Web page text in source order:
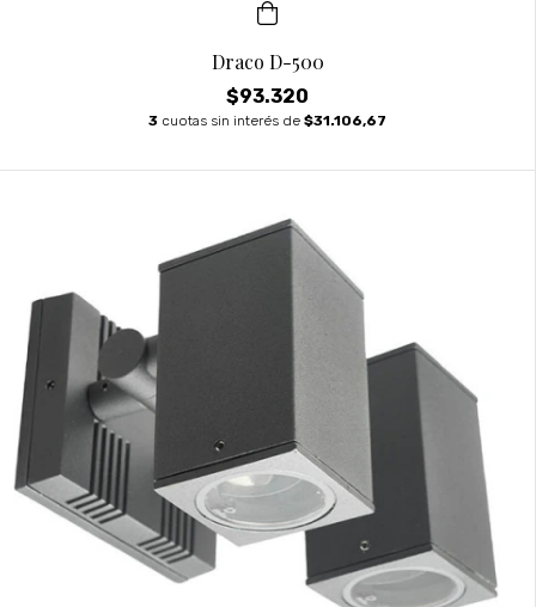
Draco D-500
$93.320
3 cuotas sin interés de $31.106,67